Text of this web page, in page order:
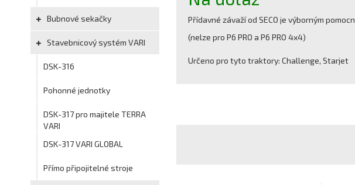
Bubnové sekačky
Stavebnicový systém VARI
DSK-316
Pohonné jednotky
DSK-317 pro majitele TERRA
VARI
DSK-317 VARI GLOBAL
Přímo připojitelné stroje
Přídavné závaží od SECO je výborným
(nelze pro P6 PRO a P6 PRO 4x4)
Určeno pro tyto traktory: Challenge, Starjet